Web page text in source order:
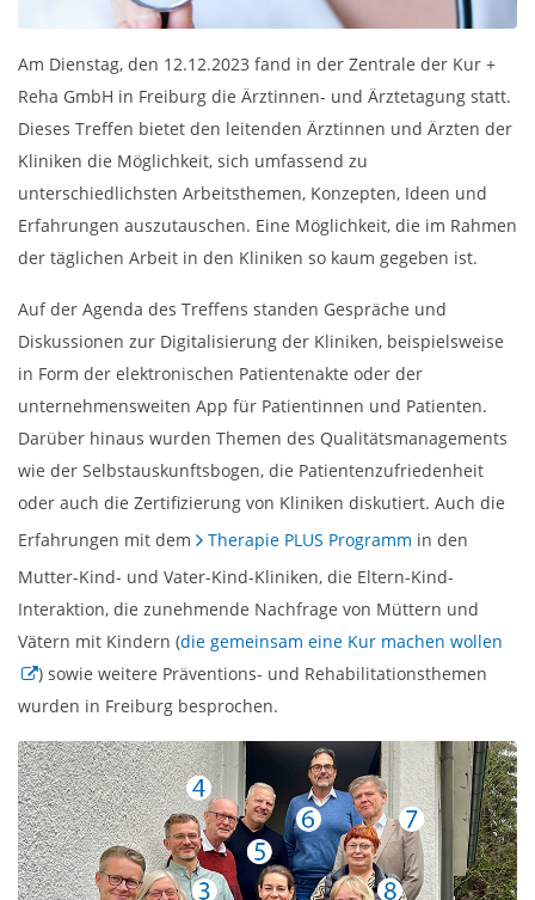
Am Dienstag, den 12.12.2023 fand in der Zentrale der Kur +
Reha GmbH in Freiburg die Ärztinnen- und Ärztetagung statt.
Dieses Treffen bietet den leitenden Ärztinnen und Ärzten der
Kliniken die Möglichkeit, sich umfassend zu
unterschiedlichsten Arbeitsthemen, Konzepten, Ideen und
Erfahrungen auszutauschen. Eine Möglichkeit, die im Rahmen
der täglichen Arbeit in den Kliniken so kaum gegeben ist.
Auf der Agenda des Treffens standen Gespräche und
Diskussionen zur Digitalisierung der Kliniken, beispielsweise
in Form der elektronischen Patientenakte oder der
unternehmensweiten App für Patientinnen und Patienten.
Darüber hinaus wurden Themen des Qualitätsmanagements
wie der Selbstauskunftsbogen, die Patientenzufriedenheit
oder auch die Zertifizierung von Kliniken diskutiert. Auch die
Erfahrungen mit dem
Therapie PLUS Programm in den
Mutter-Kind- und Vater-Kind-Kliniken, die Eltern-Kind-
Interaktion, die zunehmende Nachfrage von Müttern und
Vätern mit Kindern (die gemeinsam eine Kur machen wollen
) sowie weitere Präventions- und Rehabilitationsthemen
wurden in Freiburg besprochen.